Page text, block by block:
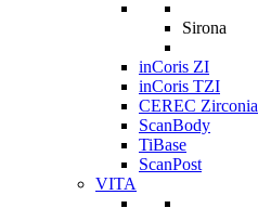
Sirona
inCoris ZI
inCoris TZI
CEREC Zirconia
ScanBody
TiBase
ScanPost
VITA